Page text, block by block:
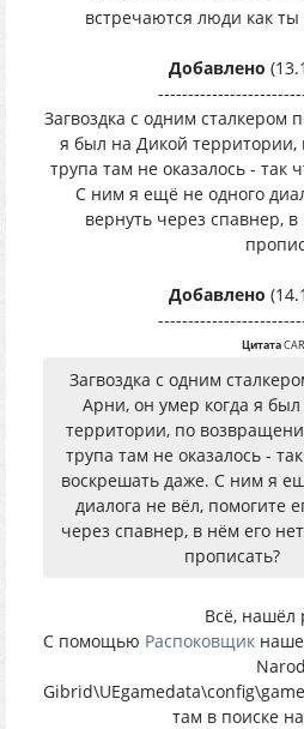
встречаются люди как
Добавлено
Загвоздка с одним сталкером
я был на Дикой
трупа там не оказалось - так
С ним я ещё не одного
вернуть через спавнер, в
Добавлено
Цитата
Загвоздка с одним
Арни, он умер когда я
территории, по
трупа там не оказалось -
воскрешать даже. С ним я
диалога не вёл, помогите
через спавнер, в нём его
прописать?
Всё, нашёл
С помощью Распоковщик
там в поиске